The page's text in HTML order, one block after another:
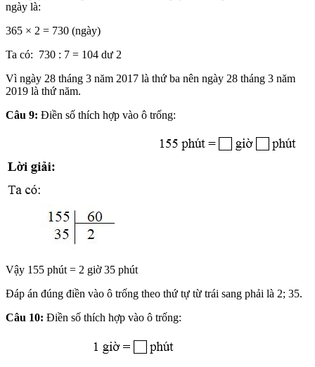
ngày là:
365 × 2 = 730 (ngày)
Ta có: 730 : 7 = 104 dư 2
Vì ngày 28 tháng 3 năm 2017 là thứ ba nên ngày 28 tháng 3 năm
2019 là thứ năm.
Câu 9: Điền số thích hợp vào ô trống:
Vậy 155 phút = 2 giờ 35 phút
Đáp án đúng điền vào ô trống theo thứ tự từ trái sang phải là 2; 35.
Câu 10: Điền số thích hợp vào ô trống: